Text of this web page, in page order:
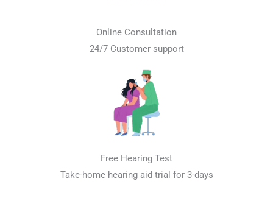
Online Consultation
24/7 Customer support
Free Hearing Test
Take-home hearing aid trial for 3-days